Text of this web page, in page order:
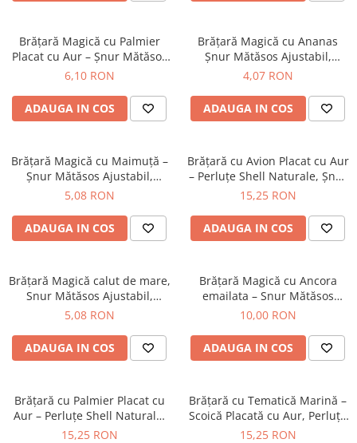
Brățară Magică cu Palmier
Placat cu Aur – Șnur Mătăsos
Ajustabil, Culoare la Alegere
6,10 RON
ADAUGA IN COS
Brățară Magică cu Ananas
Șnur Mătăsos Ajustabil,
Culoare la Alegere, Design
4,07 RON
ADAUGA IN COS
Brățară Magică cu Maimuță –
Șnur Mătăsos Ajustabil,
Culoare la Alegere, Design
5,08 RON
ADAUGA IN COS
Brățară cu Avion Placat cu Aur
– Perluțe Shell Naturale, Șnur
Auriu
15,25 RON
ADAUGA IN COS
Brățară Magică calut de mare,
Snur Mătăsos Ajustabil,
Culoare la Alegere
5,08 RON
ADAUGA IN COS
Brățară Magică cu Ancora
emailata – Snur Mătăsos
Ajustabil, Culoare la Alegere
10,00 RON
ADAUGA IN COS
Brățară cu Palmier Placat cu
Aur – Perluțe Shell Naturale,
Șnur Auriu
15,25 RON
Brățară cu Tematică Marină –
Scoică Placată cu Aur, Perluțe
Shell și Șnur Auriu
15,25 RON